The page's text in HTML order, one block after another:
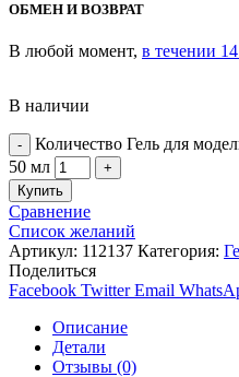
ОБМЕН И ВОЗВРАТ
В любой момент, в течении
В наличии
Количество Гель для
50 мл
Купить
Сравнение
Список желаний
Артикул: 112137 Категория:
Поделиться
Facebook Twitter Email
Описание
Детали
Отзывы (0)